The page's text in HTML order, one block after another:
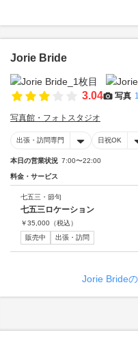
Jorie Bride
3.04 写真
写真館・フォトスタジオ
出張・訪問専門 日祝OK
本日の営業状況 7:00〜22:00
料金・サービス
七五三・節句
七五三ロケーション
￥35,000 （税込）
販売中
出張・訪問
Jorie Bride